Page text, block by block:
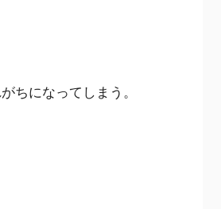
ちになってしまう。